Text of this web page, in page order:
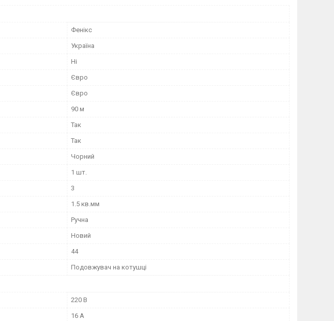
Фенікс
Україна
Ні
Євро
Євро
90 м
Так
Так
Чорний
1 шт.
3
1.5 кв.мм
Ручна
Новий
44
Подовжувач на котушці
220 В
16 А